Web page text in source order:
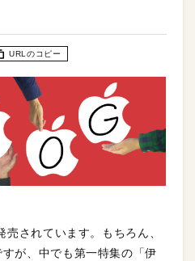
URLのコピー
されています。もちろん、
が、中でも第一特集の「伊